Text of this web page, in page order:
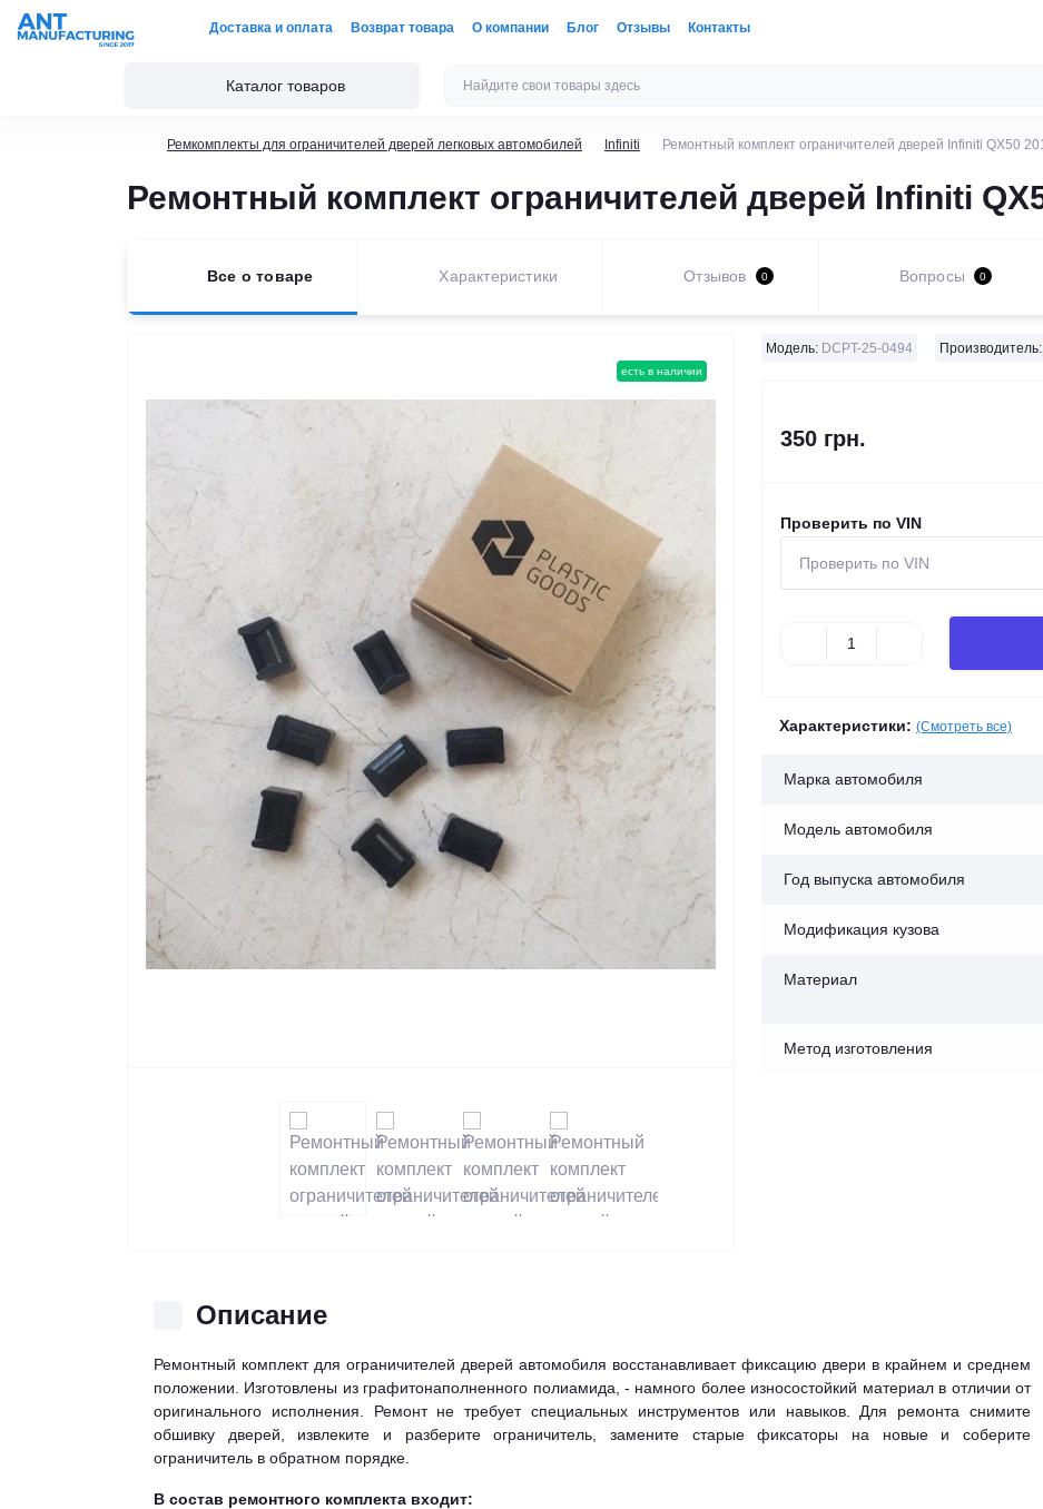
Доставка и оплата Возврат товара О компании Блог Отзывы Контакты
Каталог товаров
Ремкомплекты для ограничителей дверей легковых автомобилей Infiniti Ремонтный комплект ограничителей дверей Infiniti QX50
Ремонтный комплект ограничителей дверей Infiniti
Все о товаре Характеристики Отзывов 0 Вопросы 0
есть в наличии
Модель: DCPT-25-0494 Производитель:
350 грн.
Проверить по VIN
Характеристики: (Смотреть все)
Марка автомобиля
Модель автомобиля
Год выпуска автомобиля
Модификация кузова
Материал
Метод изготовления
Описание
Ремонтный комплект для ограничителей дверей автомобиля восстанавливает фиксацию двери в крайнем и среднем
положении. Изготовлены из графитонаполненного полиамида, - намного более износостойкий материал в отличии от
оригинального исполнения. Ремонт не требует специальных инструментов или навыков. Для ремонта снимите
обшивку дверей, извлеките и разберите ограничитель, замените старые фиксаторы на новые и соберите
ограничитель в обратном порядке.
В состав ремонтного комплекта входит: